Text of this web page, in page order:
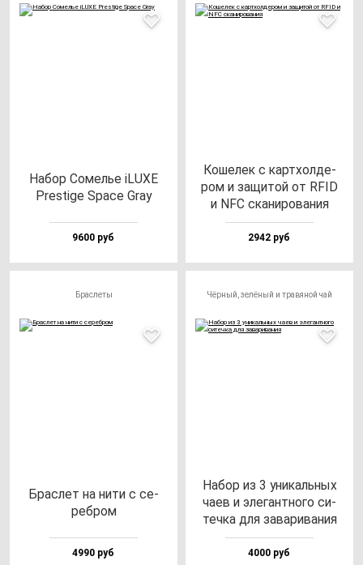
Набор Сомелье iLUXE
Pres­ti­ge Spa­ce Gray
9600 руб
Коше­лек с кар­тхол­де­
ром и за­щи­той от RFID
и NFC ска­ни­ро­ва­ния
2942 руб
Браслеты
Брас­лет на ни­ти с се­
реб­ром
4990 руб
Чёрный, зелёный и травяной чай
Набор из 3 уни­каль­ных
ча­ев и эле­ган­тно­го си­
теч­ка для за­ва­ри­ва­ния
4000 руб